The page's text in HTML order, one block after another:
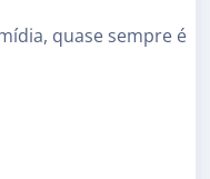
quase sempre é